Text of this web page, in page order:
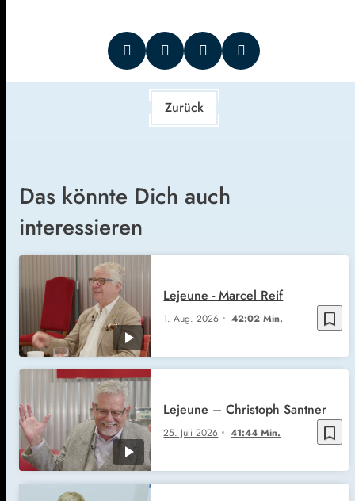
Zurück
Das könnte Dich auch
interessieren
bookmark_border
1. Aug. 2026 42:02 Min.
Lejeune - Marcel Reif
bookmark_border
25. Juli 2026 41:44 Min.
Lejeune – Christoph Santner